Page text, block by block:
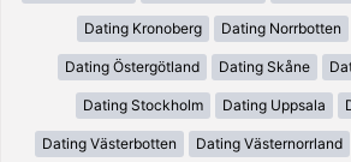
Dating Kronoberg Dating Norrbotten
Dating Östergötland Dating Skåne
Dating Stockholm Dating Uppsala
Dating Västerbotten Dating Västernorrland